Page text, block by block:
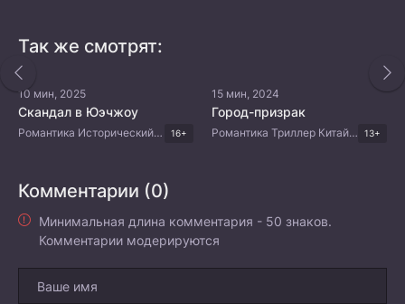
Так же смотрят:
10 мин, 2025
Скандал в Юэчжоу
Романтика Исторический Триллер Китайские дорамы Дорамы 2025 16+
15 мин, 2024
Город-призрак
Романтика Триллер Китайские дорамы 13+
Комментарии (0)
Минимальная длина комментария - 50 знаков.
Комментарии модерируются